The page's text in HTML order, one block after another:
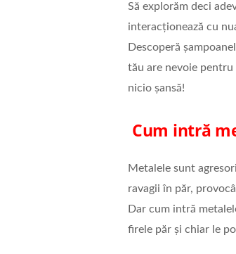
Să explorăm deci
interacționează cu
Descoperă
tău are nevoie pentru
nicio șansă!
Cum intră
Metalele sunt
ravagii în păr,
Dar cum intră
firele păr și chiar le